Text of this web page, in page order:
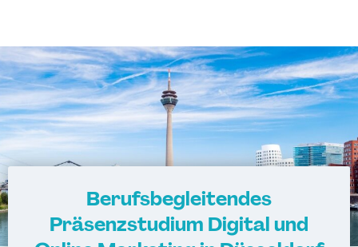
Berufsbegleitendes
Präsenzstudium Digital und